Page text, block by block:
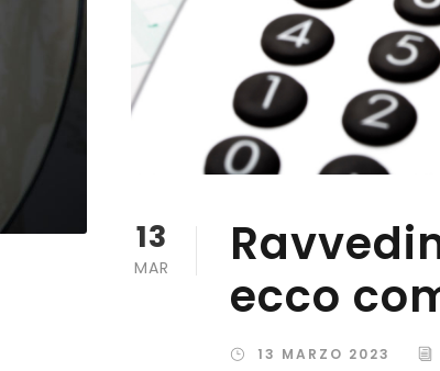
13
MAR
ecco
13 MARZO 2023